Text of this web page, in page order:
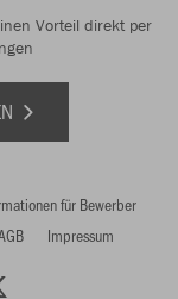
Vorteil direkt per
für Bewerber
Impressum